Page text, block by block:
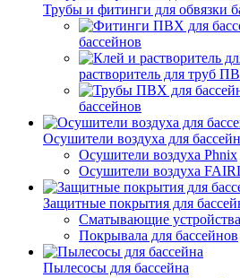
Трубы и фитинги для обвязки
бассейнов
растворитель для труб
бассейнов
Осушители воздуха для
Осушители воздуха Phnix
Осушители воздуха
Защитные покрытия для
Сматывающие
Покрывала для бассейнов
Пылесосы для бассейна